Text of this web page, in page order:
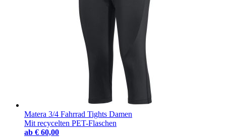
Matera 3/4 Fahrrad Tights Damen
Mit recycelten PET-Flaschen
ab € 60,00